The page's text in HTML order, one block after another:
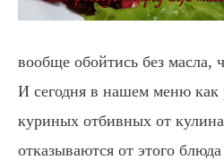
вообще обойтись без масла,
И сегодня в нашем меню как
куриных отбивных от
отказываются от этого